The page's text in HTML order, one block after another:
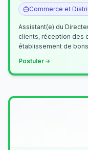
Commerce et
Assistant(e) du
clients, réception des
établissement de
Postuler